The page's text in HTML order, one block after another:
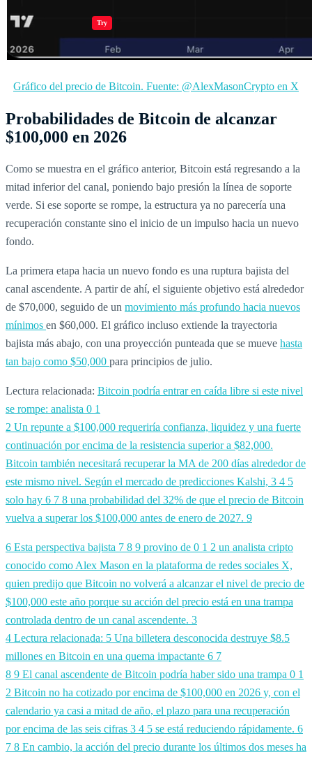
Try
Gráfico del precio de Bitcoin. Fuente: @AlexMasonCrypto en X
Probabilidades de Bitcoin de alcanzar
$100,000 en 2026
Como se muestra en el gráfico anterior, Bitcoin está regresando a la
mitad inferior del canal, poniendo bajo presión la línea de soporte
verde. Si ese soporte se rompe, la estructura ya no parecería una
recuperación constante sino el inicio de un impulso hacia un nuevo
fondo.
La primera etapa hacia un nuevo fondo es una ruptura bajista del
canal ascendente. A partir de ahí, el siguiente objetivo está alrededor
de $70,000, seguido de un movimiento más profundo hacia nuevos
mínimos en $60,000. El gráfico incluso extiende la trayectoria
bajista más abajo, con una proyección punteada que se mueve hasta
tan bajo como $50,000 para principios de julio.
Lectura relacionada: Bitcoin podría entrar en caída libre si este nivel
se rompe: analista 0 1
2 Un repunte a $100,000 requeriría confianza, liquidez y una fuerte
continuación por encima de la resistencia superior a $82,000.
Bitcoin también necesitará recuperar la MA de 200 días alrededor de
este mismo nivel. Según el mercado de predicciones Kalshi, 3 4 5
solo hay 6 7 8 una probabilidad del 32% de que el precio de Bitcoin
vuelva a superar los $100,000 antes de enero de 2027. 9
6 Esta perspectiva bajista 7 8 9 provino de 0 1 2 un analista cripto
conocido como Alex Mason en la plataforma de redes sociales X,
quien predijo que Bitcoin no volverá a alcanzar el nivel de precio de
$100,000 este año porque su acción del precio está en una trampa
controlada dentro de un canal ascendente. 3
4 Lectura relacionada: 5 Una billetera desconocida destruye $8.5
millones en Bitcoin en una quema impactante 6 7
8 9 El canal ascendente de Bitcoin podría haber sido una trampa 0 1
2 Bitcoin no ha cotizado por encima de $100,000 en 2026 y, con el
calendario ya casi a mitad de año, el plazo para una recuperación
por encima de las seis cifras 3 4 5 se está reduciendo rápidamente. 6
7 8 En cambio, la acción del precio durante los últimos dos meses ha